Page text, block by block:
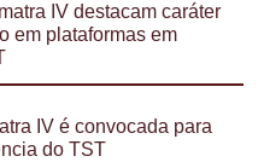
IV destacam caráter
em plataformas em
IV é convocada para
do TST